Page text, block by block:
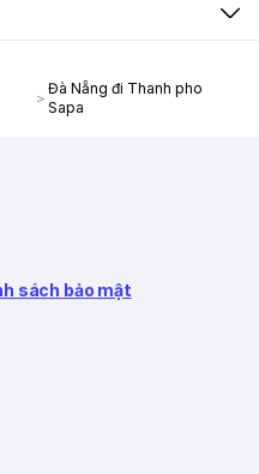
Đà Nẵng đi Thanh pho
Sapa
sách bảo mật